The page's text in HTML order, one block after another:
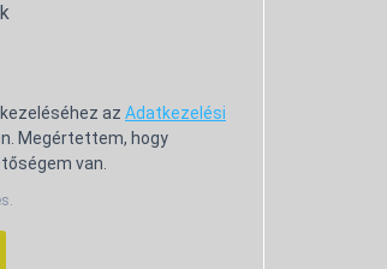
az Adatkezelési
Megértettem, hogy
van.